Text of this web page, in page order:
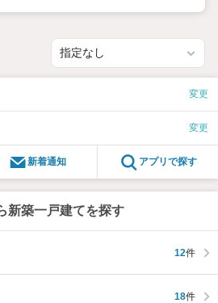
変更
変更
新着通知 アプリで探す
新築一戸建てを探す
12件
18件